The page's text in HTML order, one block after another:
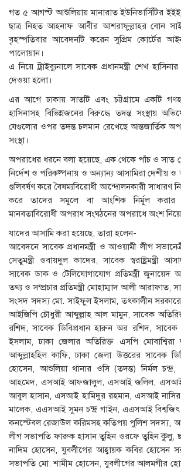
গত ৫ আগস্ট আশুলিয়ায় মানারাত ইউনিভার্সিটির
ছাত্র নিহত আহনাফ আবীর আশরাফুল্লাহর বোন
বৃহস্পতিবার আবেদনটি করেন সুপ্রিম কোর্টের
পালোয়ান।
এ নিয়ে ট্রাইব্যুনালে সাবেক প্রধানমন্ত্রী শেখ
দেওয়া হলো।
এর আগে ঢাকায় সাতটি এবং চট্টগ্রামে একটি
হাসিনাসহ বিভিন্নজনের বিরুদ্ধে তদন্ত সংস্থায়
যেগুলোর ওপর তদন্ত চলমান রেখেছে আন্তজার্তিক
সংস্থা।
অপরাধের ধরনে বলা হয়েছে, এক থেকে পাঁচ ও সাত
নির্দেশ ও পরিকল্পনায় ও অন্যান্য আসামিরা দেশীয় ও
গুলিবর্ষণ করে বৈষম্যবিরোধী আন্দোলনকারী সাধারণ
করে তাদের সমূলে বা আংশিক নির্মূল করার
মানবতাবিরোধী অপরাধ সংঘঠনের অপরাধে অংশ
যাদের আসামি করা হয়েছে, তারা হলেন-
আবেদনে সাবেক প্রধানমন্ত্রী ও আওয়ামী লীগ
সেতুমন্ত্রী ওবায়দুল কাদের, সাবেক স্বরাষ্ট্রমন্ত্রী
সাবেক ডাক ও টেলিযোগাযোগ প্রতিমন্ত্রী
তথ্য ও সম্প্রচার প্রতিমন্ত্রী মোহাম্মাদ আলী আরাফাত,
সংসদ সদস্য মো. সাইফুল ইসলাম, তৎকালীন
আইজিপি চৌধুরী আব্দুল্লাহ আল মামুন, সাবেক
রশিদ, সাবেক ডিবিপ্রধান হারুন অর রশিদ,
ইসলাম, ঢাকা জেলার অতিরিক্ত এসপি
আব্দুল্লাহহিল কাফি, ঢাকা জেলা উত্তরের সাবেক
হোসেন, আশুলিয়া থানার ওসি (তদন্ত) নির্মল
আহমেদ, এসআই আফজালুল, এসআই জলিল, এসআই
আবুল হাসান, এসআই হামিদুর রহমান, এসআই
মালেক, এএসআই সুমন চন্দ্র গাইন, এএসআই
কনস্টেবল রেজাউল করিমসহ কতিপয় পুলিশ সদস্য,
লীগ সভাপতি ফারুক হাসান তুহিন ওরফে তুহিন কুলু,
নাদিম হোসেন, যুবলীগের আহ্বায়ক কবির হোসেন
সভাপতি মো. শামীম হোসেন, যুবলীগের আলমগীর